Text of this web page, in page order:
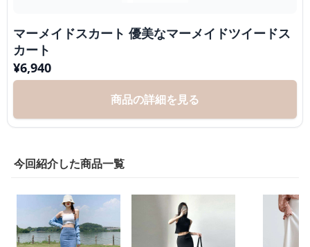
マーメイドスカート 優美なマーメイドツイードス
カート
¥6,940
商品の詳細を見る
今回紹介した商品一覧